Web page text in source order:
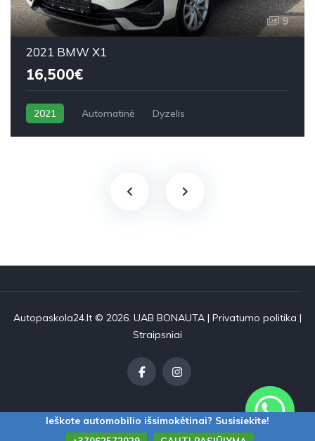
9
2021 BMW X1
16,500€
2021 Automatinė Dyzelis
Autopaskola24.lt © 2026. UAB BONAUTA | Privatumo politika |
Straipsniai
Ieškote automobilio išsimokėtinai? Susisiekite!